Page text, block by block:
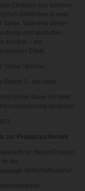
Einfüllen von warmen
Getränken in eine
Tasse. Während dieser
wird auch das
sichtbar – ein
Effekt.
Tasse / Becher:
Ostern 3 - mit Hase
diese Tasse mit oder
Personalisierung bestellen.
zur Produktsicherheit
für dieses Produkt
in der
Wirtschaftsakteur: